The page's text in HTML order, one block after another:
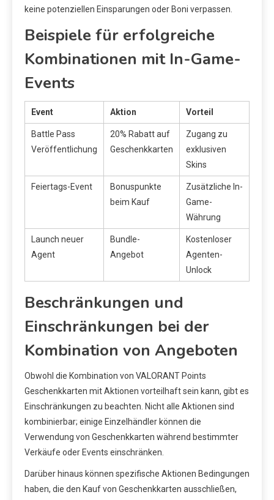
keine potenziellen Einsparungen oder Boni verpassen.
Beispiele für erfolgreiche
Kombinationen mit In-Game-
Events
Event Aktion Vorteil
Battle Pass
Veröffentlichung
20% Rabatt auf
Geschenkkarten
Zugang zu
exklusiven
Skins
Feiertags-Event
Bonuspunkte
beim Kauf
Zusätzliche In-
Game-
Währung
Launch neuer
Agent
Bundle-
Angebot
Kostenloser
Agenten-
Unlock
Beschränkungen und
Einschränkungen bei der
Kombination von Angeboten
Obwohl die Kombination von VALORANT Points
Geschenkkarten mit Aktionen vorteilhaft sein kann, gibt es
Einschränkungen zu beachten. Nicht alle Aktionen sind
kombinierbar; einige Einzelhändler können die
Verwendung von Geschenkkarten während bestimmter
Verkäufe oder Events einschränken.
Darüber hinaus können spezifische Aktionen Bedingungen
haben, die den Kauf von Geschenkkarten ausschließen,